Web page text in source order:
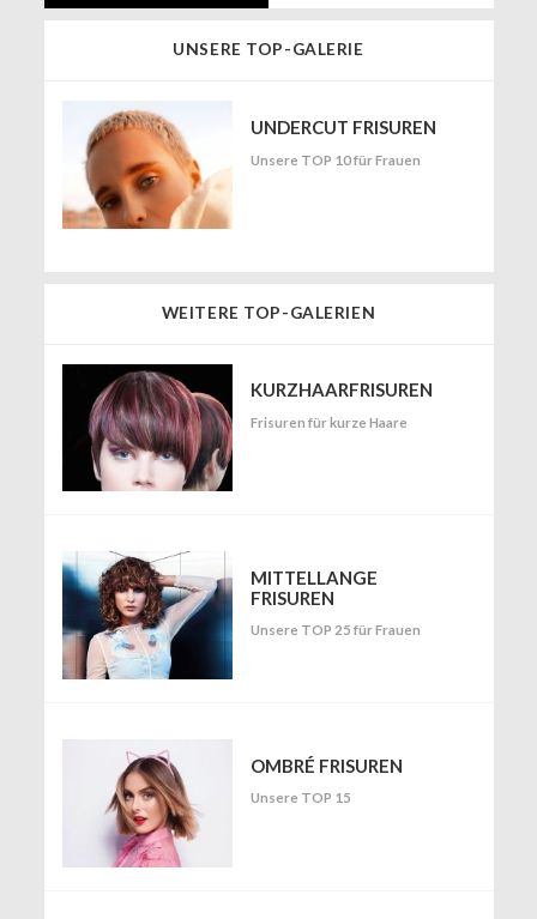
UNSERE TOP-GALERIE
UNDERCUT FRISUREN
Unsere TOP 10 für Frauen
WEITERE TOP-GALERIEN
KURZHAARFRISUREN
Frisuren für kurze Haare
MITTELLANGE
FRISUREN
Unsere TOP 25 für Frauen
OMBRÉ FRISUREN
Unsere TOP 15